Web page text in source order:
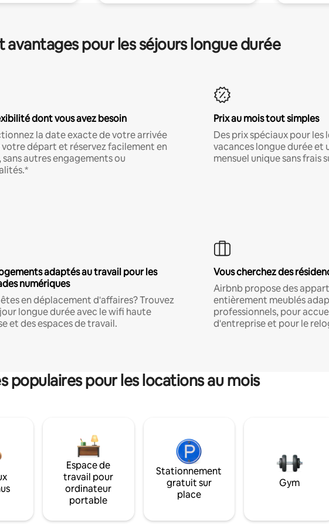
pour les séjours longue durée
dont vous avez besoin
la date exacte de votre arrivée
départ et réservez facilement en
sans autres engagements ou
Prix au mois tout simples
Des prix spéciaux pour les
vacances longue durée et
mensuel unique sans frais
adaptés au travail pour les
numériques
en déplacement d'affaires? Trouvez
longue durée avec le wifi haute
et des espaces de travail.
Vous cherchez des
Airbnb propose des
entièrement meublés
professionnels, pour
d'entreprise et pour le
populaires pour les locations au mois
Espace de
travail pour
ordinateur
portable
Stationnement
gratuit sur
place
Gym